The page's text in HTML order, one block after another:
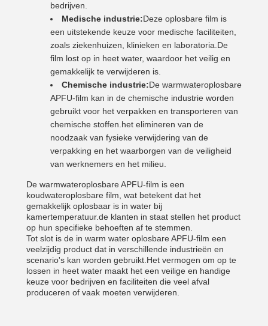
bedrijven.
Medische industrie:Deze oplosbare film is
een uitstekende keuze voor medische faciliteiten,
zoals ziekenhuizen, klinieken en laboratoria.De
film lost op in heet water, waardoor het veilig en
gemakkelijk te verwijderen is.
Chemische industrie:De warmwateroplosbare
APFU-film kan in de chemische industrie worden
gebruikt voor het verpakken en transporteren van
chemische stoffen.het elimineren van de
noodzaak van fysieke verwijdering van de
verpakking en het waarborgen van de veiligheid
van werknemers en het milieu.
De warmwateroplosbare APFU-film is een
koudwateroplosbare film, wat betekent dat het
gemakkelijk oplosbaar is in water bij
kamertemperatuur.de klanten in staat stellen het product
op hun specifieke behoeften af te stemmen.
Tot slot is de in warm water oplosbare APFU-film een
veelzijdig product dat in verschillende industrieën en
scenario's kan worden gebruikt.Het vermogen om op te
lossen in heet water maakt het een veilige en handige
keuze voor bedrijven en faciliteiten die veel afval
produceren of vaak moeten verwijderen.